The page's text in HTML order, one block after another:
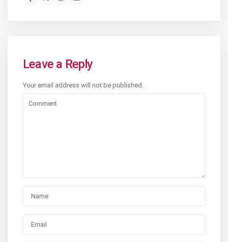
Leave a Reply
Your email address will not be published.